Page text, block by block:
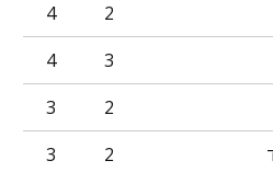
2
4
3
4
2
3
2
3